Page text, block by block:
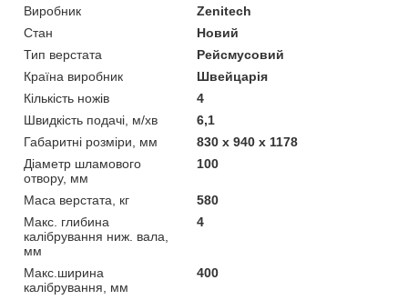
Виробник
Zenitech
Стан
Новий
Тип верстата
Рейсмусовий
Країна виробник
Швейцарія
Кількість ножів
4
Швидкість подачі, м/хв
6,1
Габаритні розміри, мм
830 x 940 x 1178
Діаметр шламового
отвору, мм
100
Маса верстата, кг
580
Макс. глибина
калібрування ниж. вала,
мм
4
Макс.ширина
калібрування, мм
400